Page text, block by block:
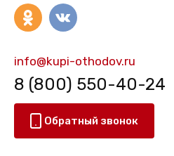
info@kupi-othodov.ru
8 (800) 550-40-24
Обратный звонок